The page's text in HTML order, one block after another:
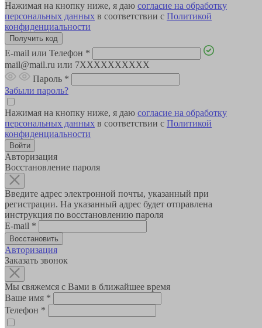
Нажимая на кнопку ниже, я даю согласие на обработку
персональных данных в соответствии с Политикой
конфиденциальности
E-mail или Телефон *
mail@mail.ru или 7XXXXXXXXXX
Пароль *
Забыли пароль?
Нажимая на кнопку ниже, я даю согласие на обработку
персональных данных в соответствии с Политикой
конфиденциальности
Авторизация
Восстановление пароля
Введите адрес электронной почты, указанный при
регистрации. На указанный адрес будет отправлена
инструкция по восстановлению пароля
E-mail *
Авторизация
Заказать звонок
Мы свяжемся с Вами в ближайшее время
Ваше имя *
Телефон *